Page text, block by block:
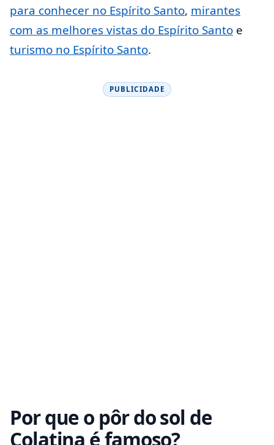
para conhecer no Espírito Santo, mirantes
com as melhores vistas do Espírito Santo e
turismo no Espírito Santo.
PUBLICIDADE
Por que o pôr do sol de
Colatina é famoso?